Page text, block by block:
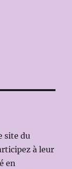
site du
à leur
en